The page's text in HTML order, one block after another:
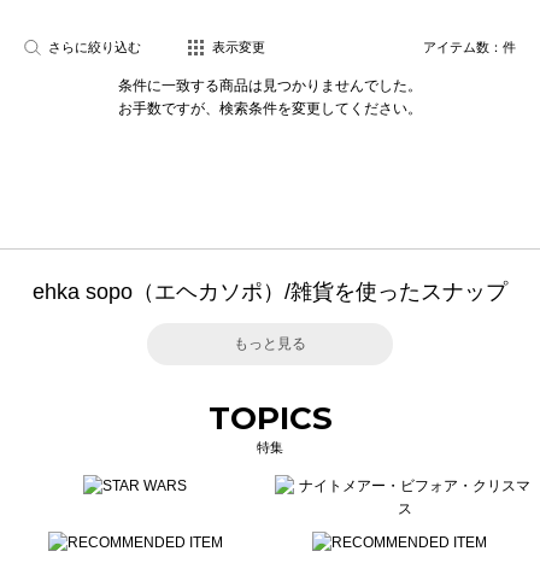
さらに絞り込む 表示変更 アイテム数： 件
条件に一致する商品は見つかりませんでした。
お手数ですが、検索条件を変更してください。
ehka sopo（エヘカソポ）/雑貨を使ったスナップ
もっと見る
TOPICS
特集